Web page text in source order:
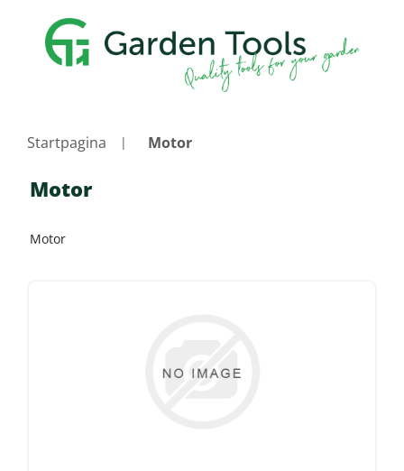
Startpagina Motor
Motor
Motor